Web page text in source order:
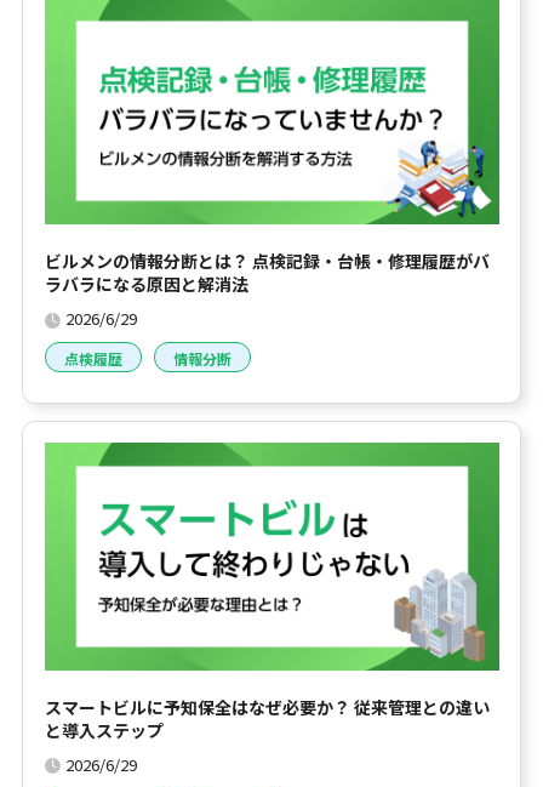
ビルメンの情報分断とは？ 点検記録・台帳・修理履歴がバ
ラバラになる原因と解消法
2026/6/29
点検履歴 情報分断
スマートビルに予知保全はなぜ必要か？ 従来管理との違い
と導入ステップ
2026/6/29